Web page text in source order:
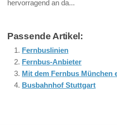
hervorragend an da...
Passende Artikel:
Fernbuslinien
Fernbus-Anbieter
Mit dem Fernbus München
Busbahnhof Stuttgart